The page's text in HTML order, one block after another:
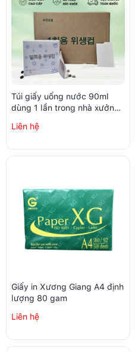
Túi giấy uống nước 90ml
dùng 1 lần trong nhà xưởng,
hộp)
Liên hệ
Giấy in Xương Giang A4 định
lượng 80 gam
Liên hệ